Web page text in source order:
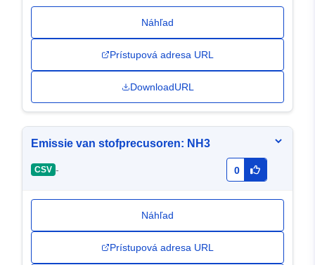
Náhľad
Prístupová adresa URL
DownloadURL
Emissie van stofprecusoren: NH3
CSV - 0
Náhľad
Prístupová adresa URL